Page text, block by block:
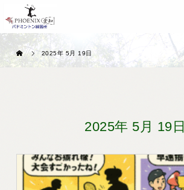
2025年 5月 19日
2025年 5月 19日